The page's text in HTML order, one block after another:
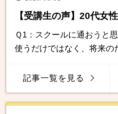
【受講生の声】20代女
Ｑ1：スクールに通おうと
使うだけではなく、将来の
記事一覧を見る